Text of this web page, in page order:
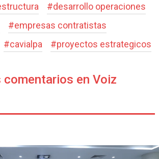
#desarrollo operaciones
#empresas contratistas
#cavialpa #proyectos estrategicos
comentarios en Voiz